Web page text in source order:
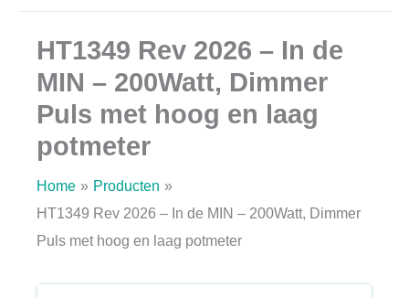
HT1349 Rev 2026 – In de
MIN – 200Watt, Dimmer
Puls met hoog en laag
potmeter
Home
Producten
HT1349 Rev 2026 – In de MIN – 200Watt, Dimmer
Puls met hoog en laag potmeter